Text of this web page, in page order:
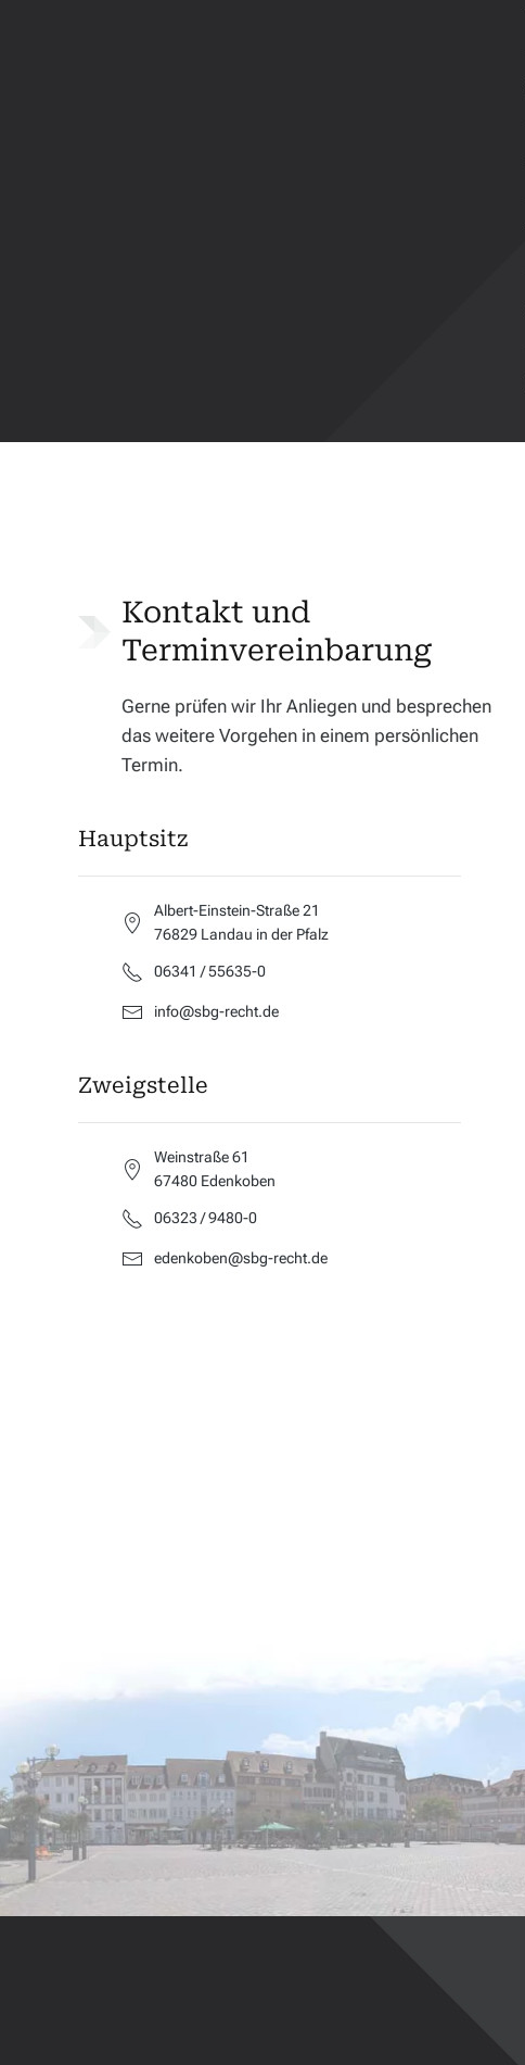
Kontakt und
Termin­vereinbarung
Gerne prüfen wir Ihr Anliegen und besprechen
das weitere Vorgehen in einem persönlichen
Termin.
Hauptsitz
Albert-Einstein-Straße 21
76829 Landau in der Pfalz
06341 / 55635-0
info@sbg-recht.de
Zweigstelle
Weinstraße 61
67480 Edenkoben
06323 / 9480-0
edenkoben@sbg-recht.de